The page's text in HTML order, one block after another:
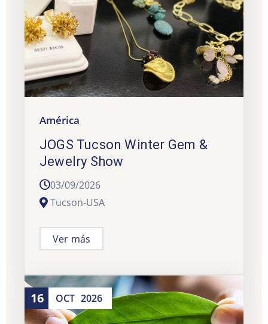
América
JOGS Tucson Winter Gem &
Jewelry Show
03/09/2026
Tucson-USA
Ver más
16 OCT 2026